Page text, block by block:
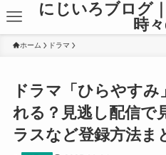
にじいろブログ
時
ホーム ドラマ
ドラマ「ひらやす
れる？見逃し配信で
ラスなど登録方法ま